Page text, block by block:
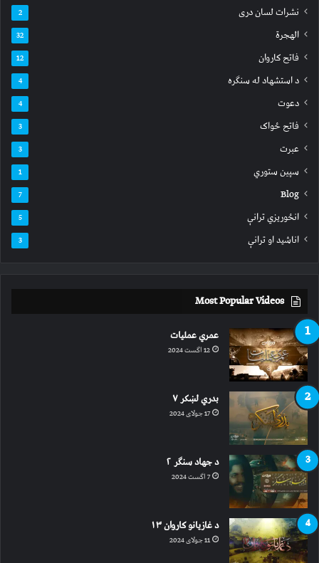
نشرات لسان دری 2
الهجرة 32
فاتح کاروان 12
د استشهاد له سنګره 4
دعوت 4
فاتح ځواک 3
عبرت 3
سپين ستوري 1
Blog
7
انځوریزي ترانې 5
اناشید او ترانې 3
Most Popular Videos
عمري عملیات
12 اگست 2024
بدري لښکر ۷
17 جولای 2024
د جهاد سنګر ۲
7 اگست 2024
د غازیانو کاروان ۱۳
11 جولای 2024